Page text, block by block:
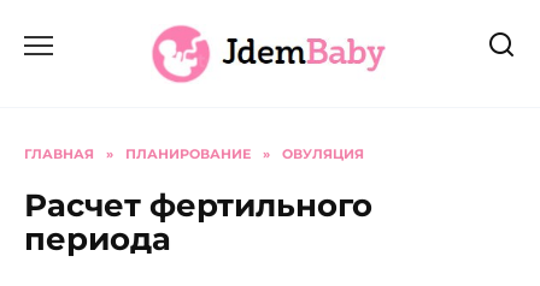
ГЛАВНАЯ » ПЛАНИРОВАНИЕ » ОВУЛЯЦИЯ
Расчет фертильного
периода